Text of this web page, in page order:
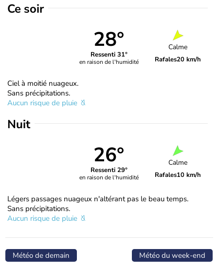
Ce soir
28°
Ressenti 31°
en raison de l'humidité
Calme
Rafales20 km/h
Ciel à moitié nuageux.
Sans précipitations.
Aucun risque de pluie
Nuit
26°
Ressenti 29°
en raison de l'humidité
Calme
Rafales10 km/h
Légers passages nuageux n'altérant pas le beau temps.
Sans précipitations.
Aucun risque de pluie
Météo de demain Météo du week-end